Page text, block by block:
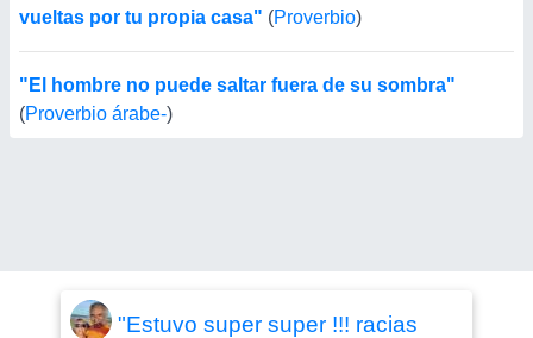
vueltas por tu propia casa" (Proverbio)
"El hombre no puede saltar fuera de su sombra"
(Proverbio árabe-)
"Estuvo super super !!! racias